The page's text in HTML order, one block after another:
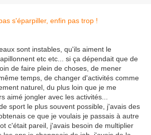
sont instables, qu'ils aiment le
etc etc... si ça dépendait que de
de faire plein de choses, de mener
temps, de changer d'activités comme
naturel, du plus loin que je me
aimé jongler avec les activités...
sport le plus souvent possible, j'avais des
ce que je voulais je passais à autre
c'était pareil, j'avais besoin de multiplier